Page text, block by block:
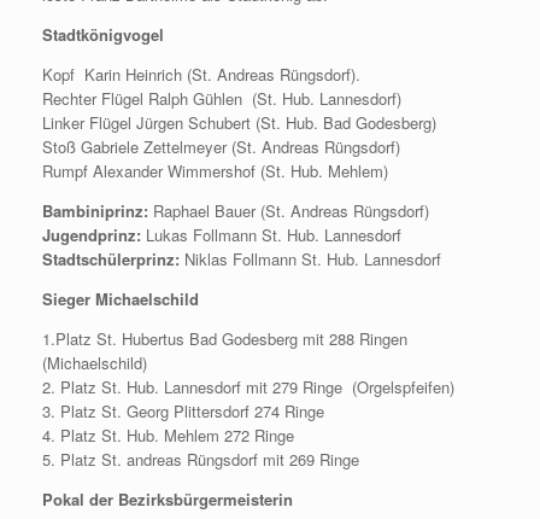
Stadtkönigvogel
Kopf Karin Heinrich (St. Andreas Rüngsdorf).
Rechter Flügel Ralph Gühlen (St. Hub. Lannesdorf)
Linker Flügel Jürgen Schubert (St. Hub. Bad Godesberg)
Stoß Gabriele Zettelmeyer (St. Andreas Rüngsdorf)
Rumpf Alexander Wimmershof (St. Hub. Mehlem)
Bambiniprinz: Raphael Bauer (St. Andreas Rüngsdorf)
Jugendprinz: Lukas Follmann St. Hub. Lannesdorf
Stadtschülerprinz: Niklas Follmann St. Hub. Lannesdorf
Sieger Michaelschild
1.Platz St. Hubertus Bad Godesberg mit 288 Ringen
(Michaelschild)
2. Platz St. Hub. Lannesdorf mit 279 Ringe (Orgelspfeifen)
3. Platz St. Georg Plittersdorf 274 Ringe
4. Platz St. Hub. Mehlem 272 Ringe
5. Platz St. andreas Rüngsdorf mit 269 Ringe
Pokal der Bezirksbürgermeisterin